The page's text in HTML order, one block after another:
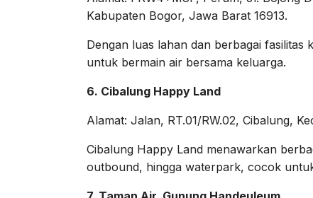
Kabupaten Bogor, Jawa Barat 16913.
Dengan luas lahan dan berbagai fasilitas
untuk bermain air bersama keluarga.
6. Cibalung Happy Land
Alamat: Jalan, RT.01/RW.02, Cibalung,
Cibalung Happy Land menawarkan
outbound, hingga waterpark, cocok